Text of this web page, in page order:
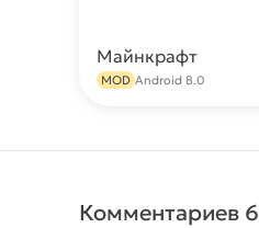
Майнкрафт
MOD Android 8.0
Комментариев 6